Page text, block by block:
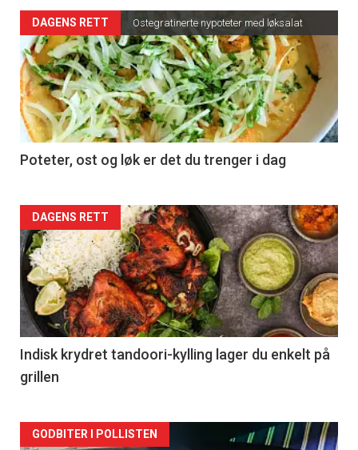
DAGENS RETT Ostegratinerte nypoteter med løksalat
Poteter, ost og løk er det du trenger i dag
Forsiden
akkurat
nå
-
2
DAGENS RETT
Indisk krydret tandoori-kylling lager du enkelt på
grillen
Forsiden
GODBITER I POLLISTEN